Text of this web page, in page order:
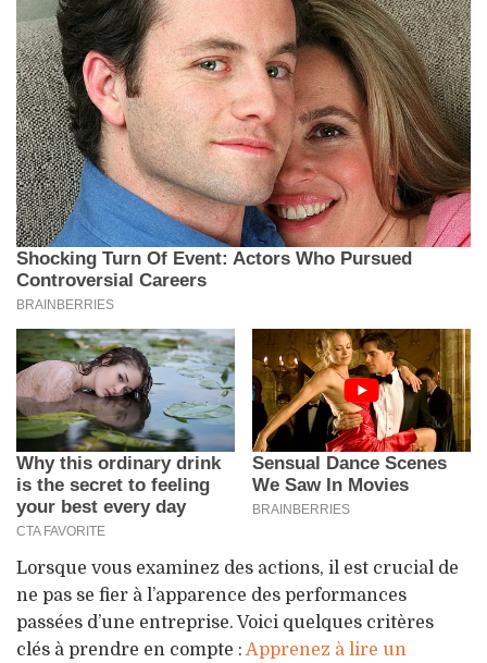
Lorsque vous examinez des actions, il est crucial de
ne pas se fier à l’apparence des performances
passées d’une entreprise. Voici quelques critères
clés à prendre en compte : Apprenez à lire un